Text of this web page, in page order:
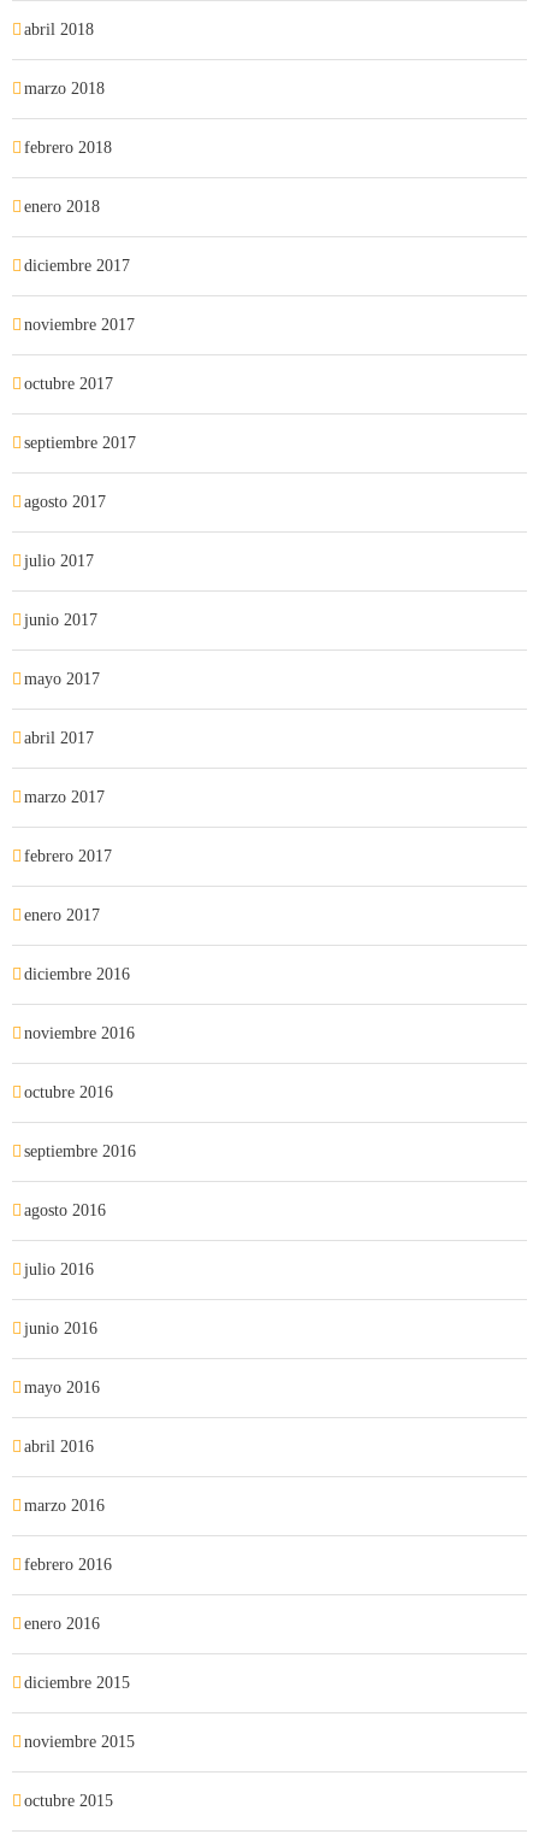
abril 2018
marzo 2018
febrero 2018
enero 2018
diciembre 2017
noviembre 2017
octubre 2017
septiembre 2017
agosto 2017
julio 2017
junio 2017
mayo 2017
abril 2017
marzo 2017
febrero 2017
enero 2017
diciembre 2016
noviembre 2016
octubre 2016
septiembre 2016
agosto 2016
julio 2016
junio 2016
mayo 2016
abril 2016
marzo 2016
febrero 2016
enero 2016
diciembre 2015
noviembre 2015
octubre 2015